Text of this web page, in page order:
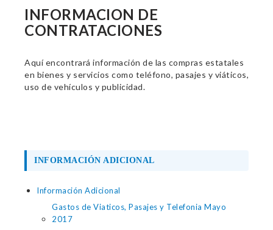
INFORMACION DE
CONTRATACIONES
Aquí encontrará información de las compras estatales
en bienes y servicios como teléfono, pasajes y viáticos,
uso de vehículos y publicidad.
INFORMACIÓN ADICIONAL
Información Adicional
Gastos de Viaticos, Pasajes y Telefonia Mayo
2017